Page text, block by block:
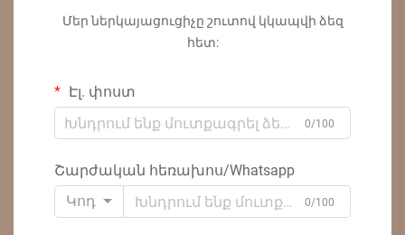
Մեր ներկայացուցիչը շուտով կկապվի ձեզ
հետ:
Էլ. փոստ
0/100
Շարժական հեռախոս/Whatsapp
Կոդ
0/100